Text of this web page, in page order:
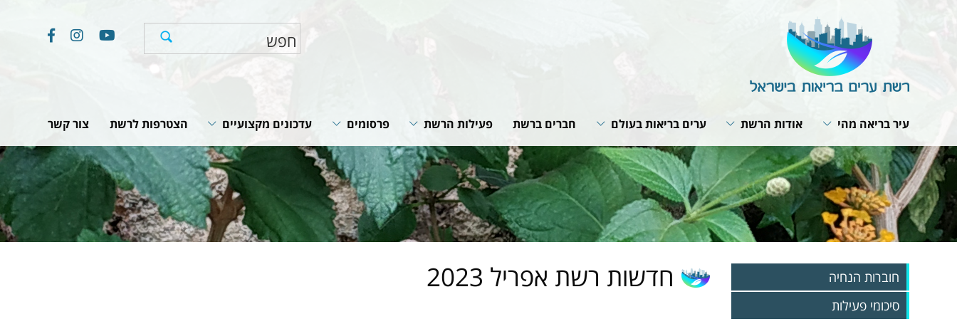
עיר בריאה מהי
תבנית פעולה
תפקיד המתאם
ועדת היגוי לעיר בריאה
פרופיל עירוני
תהליך תכנון עירוני
אודות הרשת
מבנה הרשת
חזון ומטרות
תפקיד הרשת
תקנון הרשת
הערכת הפעילות בערים
אמנת העיר הבריאה
ערים בריאות בעולם
תנאי חברות ברשת
האירופית של רשתות
תוכנית אסטרטגית של
רשת הרשתות
פעילות עולמית
מפגשי עבודה של הרשת
חברים ברשת פעילות הרשת
תוכניות ופעילות הרשת
שיתופי פעולה
פרסומים
חוברות הנחיה
סיכומי פעילות
מאמרים מקצועיים
חדשות רשת
עדכונים מקצועיים
חוקים, תקנות והמלצות
תוכניות לאומיות
מאמרים וכתבות
הצטרפות לרשת צור קשר
חוברות הנחיה
סיכומי פעילות
חדשות רשת אפריל 2023